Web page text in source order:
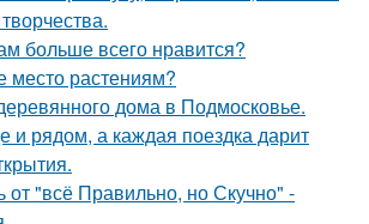
больше всего нравится?
место растениям?
дома в Подмосковье.
и рядом, а каждая поездка дарит
от "всё Правильно, но Скучно" -